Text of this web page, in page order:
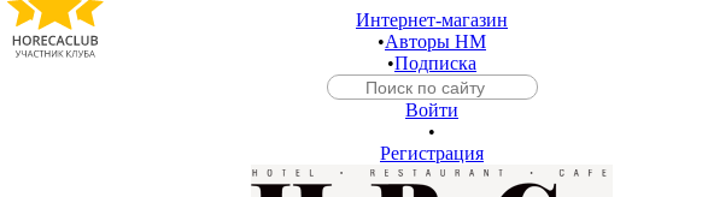
Интернет-магазин
•Авторы HM
•Подписка
Войти
•
Регистрация